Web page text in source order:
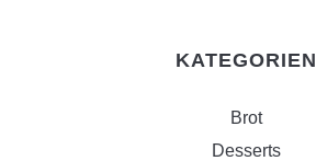
KATEGORIEN
Brot
Desserts